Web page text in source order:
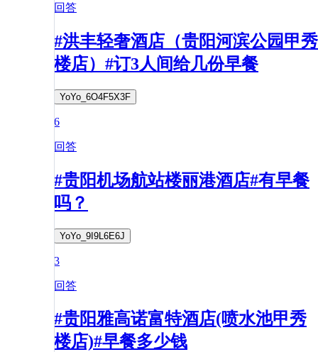
回答
#洪丰轻奢酒店（贵阳河滨公园甲秀
楼店）#订3人间给几份早餐
YoYo_6O4F5X3F
6
回答
#贵阳机场航站楼丽港酒店#有早餐
吗？
YoYo_9I9L6E6J
3
回答
#贵阳雅高诺富特酒店(喷水池甲秀
楼店)#早餐多少钱